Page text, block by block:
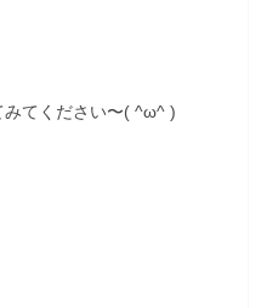
みてください〜( ^ω^ )